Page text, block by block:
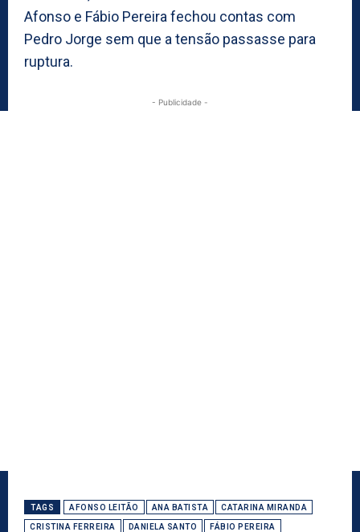
Afonso e Fábio Pereira fechou contas com
Pedro Jorge sem que a tensão passasse para
ruptura.
- Publicidade -
TAGS AFONSO LEITÃO ANA BATISTA CATARINA MIRANDA
CRISTINA FERREIRA DANIELA SANTO FÁBIO PEREIRA